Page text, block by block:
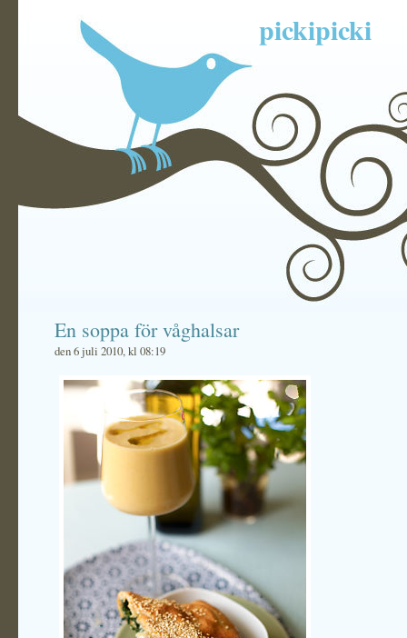
pickipicki
En soppa för våghalsar
den 6 juli 2010, kl 08:19